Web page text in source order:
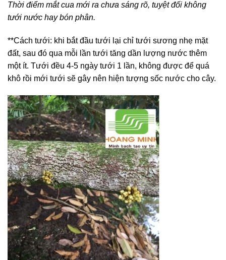
Thời điểm mắt cua mới ra chưa sáng rõ, tuyệt đối không
tưới nước hay bón phân.
**Cách tưới: khi bắt đầu tưới lại chỉ tưới sương nhẹ mặt
đất, sau đó qua mỗi lần tưới tăng dần lượng nước thêm
một ít. Tưới đều 4-5 ngày tưới 1 lần, không được để quá
khô rồi mới tưới sẽ gây nên hiện tượng sốc nước cho cây.